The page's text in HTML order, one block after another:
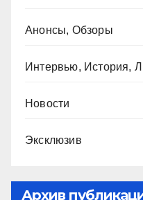
Анонсы, Обзоры
Интервью, История,
Новости
Эксклюзив
Архив